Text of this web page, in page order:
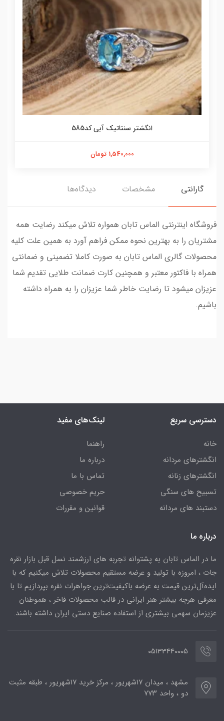
انگشتر سنتاتیک آبی کد585
1,540,000 تومان
گارانتی مشخصات دیدگاه‌ها
فروشگاه اینترنتی الماس تابان همواره تلاش میکند رضایت همه
مشتریان را به بهترین نحوه ممکن فراهم آورد به همین علت کلیه
محصولات گالری الماس تابان به صورت کاملا تضمینی و ضمانتی
همراه با فاکتور معتبر و همچنین کارت ضمانت طلایی تقدیم شما
عزیزان میشود تا رضایت خاطر شما عزیزان را به همراه داشته
باشیم.
دسترسی سریع
خانه
انگشترهای مردانه
انگشترهای زنانه
تسبیح های سنگی
دستبند های مردانه
لینک‌های مفید
راهنما
درباره ما
تماس با ما
حریم خصوصی
قوانین و مقررات
درباره ما
ما در الماس تابان به پشتوانه تجربه های ارزشمند نسل قبل بازار نقره
جات ، امروزه با تولید و عرضه مستقیم محصولات تلاش میکنیم که با
ایده‌آل‌ترین قیمت به عرضه باکیفیت‌ترین جواهرات نقره بپردازیم تا با
معرفی هرچه بیشتر هنر ایرانی در قالب محصولات فاخر ، هموطنان
عزیزمان سهمی بیشتری از استفاده صنایع دستی ایران داشته باشند.
05133440005
مشهد ، میدان ۱۷شهریور ، مرکز خرید ۱۷شهریور ، طبقه مثبت
دو ، واحد ۷۷۳